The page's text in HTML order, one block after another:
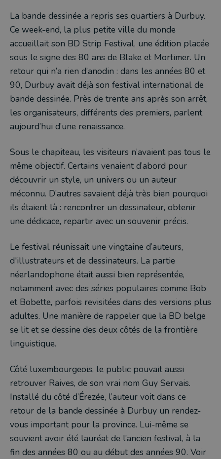
La bande dessinée a repris ses quartiers à Durbuy.
Ce week-end, la plus petite ville du monde
accueillait son BD Strip Festival, une édition placée
sous le signe des 80 ans de Blake et Mortimer. Un
retour qui n’a rien d’anodin : dans les années 80 et
90, Durbuy avait déjà son festival international de
bande dessinée. Près de trente ans après son arrêt,
les organisateurs, différents des premiers, parlent
aujourd’hui d’une renaissance.
Sous le chapiteau, les visiteurs n’avaient pas tous le
même objectif. Certains venaient d’abord pour
découvrir un style, un univers ou un auteur
méconnu. D’autres savaient déjà très bien pourquoi
ils étaient là : rencontrer un dessinateur, obtenir
une dédicace, repartir avec un souvenir précis.
Le festival réunissait une vingtaine d’auteurs,
d'illustrateurs et de dessinateurs. La partie
néerlandophone était aussi bien représentée,
notamment avec des séries populaires comme Bob
et Bobette, parfois revisitées dans des versions plus
adultes. Une manière de rappeler que la BD belge
se lit et se dessine des deux côtés de la frontière
linguistique.
Côté luxembourgeois, le public pouvait aussi
retrouver Raives, de son vrai nom Guy Servais.
Installé du côté d’Érezée, l’auteur voit dans ce
retour de la bande dessinée à Durbuy un rendez-
vous important pour la province. Lui-même se
souvient avoir été lauréat de l’ancien festival, à la
fin des années 80 ou au début des années 90. Voir